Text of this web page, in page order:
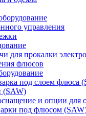
управления
для прокалки
флюсов
под слоем флюса
(SAW)
и опции для
под флюсом